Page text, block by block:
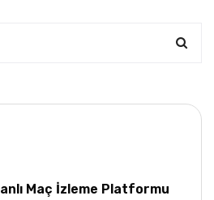
Maç İzleme Platformu